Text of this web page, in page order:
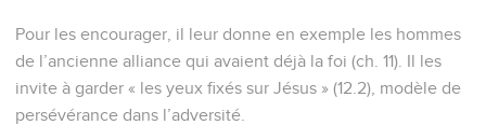
Pour les encourager, il leur donne en exemple les hommes
de l’ancienne alliance qui avaient déjà la foi (ch. 11). Il les
invite à garder « les yeux fixés sur Jésus » (12.2), modèle de
persévérance dans l’adversité.